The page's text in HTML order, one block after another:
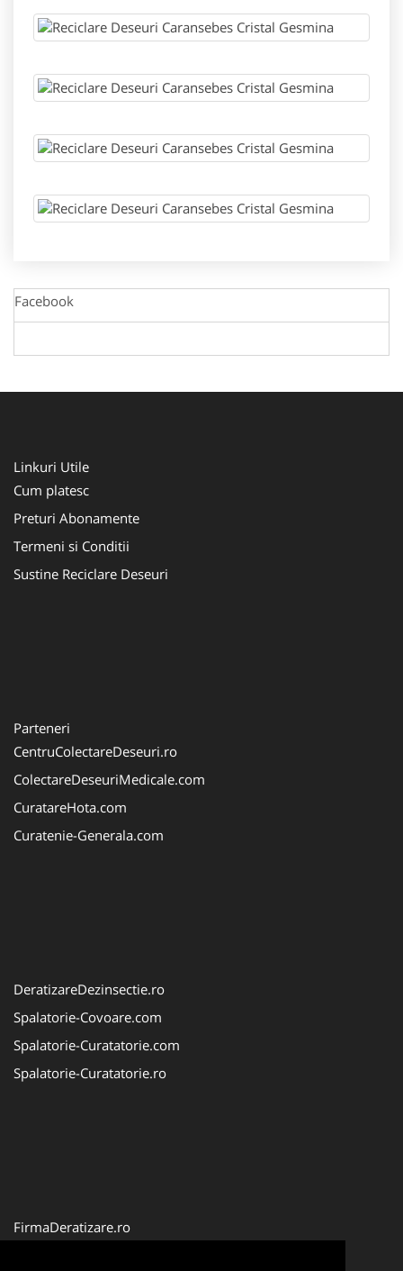
Facebook
Linkuri Utile
Cum platesc
Preturi Abonamente
Termeni si Conditii
Sustine Reciclare Deseuri
Parteneri
CentruColectareDeseuri.ro
ColectareDeseuriMedicale.com
CuratareHota.com
Curatenie-Generala.com
DeratizareDezinsectie.ro
Spalatorie-Covoare.com
Spalatorie-Curatatorie.com
Spalatorie-Curatatorie.ro
FirmaDeratizare.ro